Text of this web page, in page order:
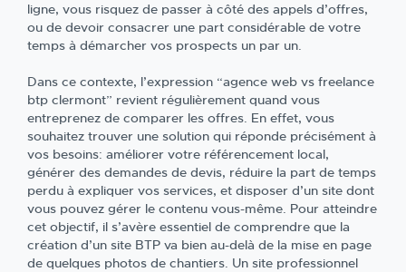
ligne, vous risquez de passer à côté des appels d’offres,
ou de devoir consacrer une part considérable de votre
temps à démarcher vos prospects un par un.
Dans ce contexte, l’expression “agence web vs freelance
btp clermont” revient régulièrement quand vous
entreprenez de comparer les offres. En effet, vous
souhaitez trouver une solution qui réponde précisément à
vos besoins: améliorer votre référencement local,
générer des demandes de devis, réduire la part de temps
perdu à expliquer vos services, et disposer d’un site dont
vous pouvez gérer le contenu vous-même. Pour atteindre
cet objectif, il s’avère essentiel de comprendre que la
création d’un site BTP va bien au-delà de la mise en page
de quelques photos de chantiers. Un site professionnel